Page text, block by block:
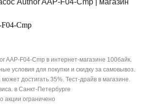
Cmp
AAP-F04-Cmp в интернет-магазине 100байк.
условия для покупки и скидку за самовывоз.
достигать 35%. Тест-драйв в магазине.
в Санкт-Петербурге
акции ограничено